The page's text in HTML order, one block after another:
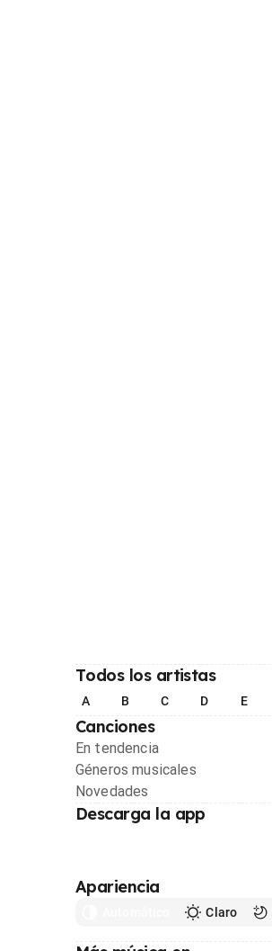
Todos los artistas
A B C D E
Canciones
En tendencia
Géneros musicales
Novedades
Descarga la app
Apariencia
Claro